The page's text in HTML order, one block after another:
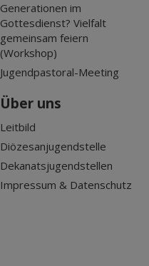
Generationen im
Gottesdienst? Vielfalt
gemeinsam feiern
(Workshop)
Jugendpastoral-Meeting
Über uns
Leitbild
Diözesanjugendstelle
Dekanatsjugendstellen
Impressum & Datenschutz